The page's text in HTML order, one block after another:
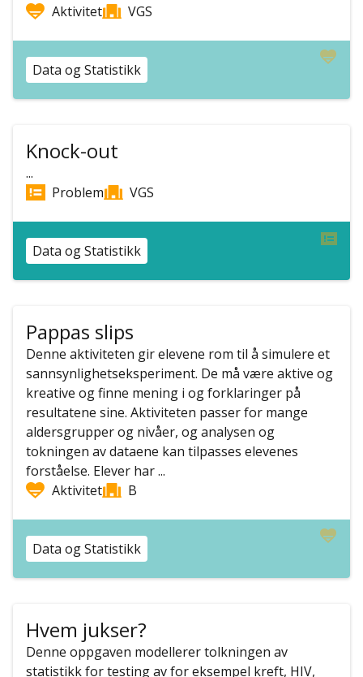
Aktivitet
VGS
Data og Statistikk
Knock-out
...
Problem
VGS
Data og Statistikk
Pappas slips
Denne aktiviteten gir elevene rom til å simulere et
sannsynlighetseksperiment. De må være aktive og
kreative og finne mening i og forklaringer på
resultatene sine. Aktiviteten passer for mange
aldersgrupper og nivåer, og analysen og
tokningen av dataene kan tilpasses elevenes
forståelse. Elever har ...
Aktivitet
B
Data og Statistikk
Hvem jukser?
Denne oppgaven modellerer tolkningen av
statistikk for testing av for eksempel kreft, HIV,